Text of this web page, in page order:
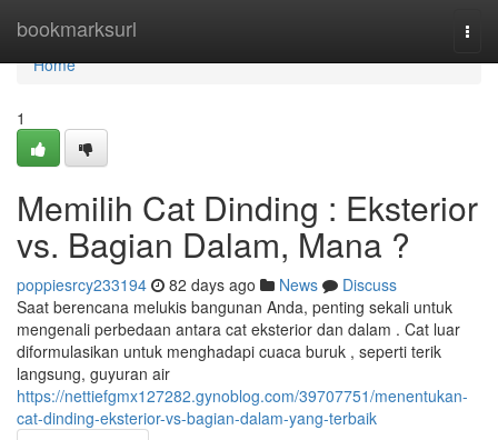
bookmarksurl
Home
Home
1
Memilih Cat Dinding : Eksterior
vs. Bagian Dalam, Mana ?
poppiesrcy233194 82 days ago News
Discuss
Saat berencana melukis bangunan Anda, penting sekali untuk
mengenali perbedaan antara cat eksterior dan dalam . Cat luar
diformulasikan untuk menghadapi cuaca buruk , seperti terik
langsung, guyuran air
https://nettiefgmx127282.gynoblog.com/39707751/menentukan-
cat-dinding-eksterior-vs-bagian-dalam-yang-terbaik